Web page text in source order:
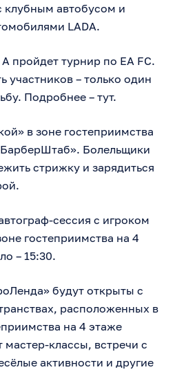
клубным автобусом и
LADA.
пройдет турнир по EA FC.
участников – только один
Подробнее – тут.
в зоне гостеприимства
Болельщики
стрижку и зарядиться
сессия с игроком
гостеприимства на 4
– 15:30.
будут открыты с
расположенных в
на 4 этаже
классы, встречи с
активности и другие